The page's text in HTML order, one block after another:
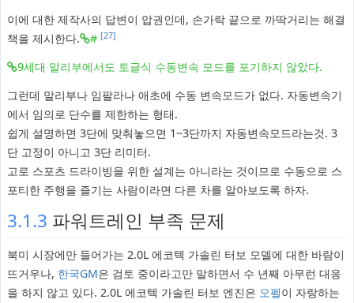
이에 대한 제작사의 답변이 압권인데, 손가락 끝으로 까딱거리는 해결
책을 제시한다.
# [27]
9세대 말리부에서도 토글식 수동변속 모드를 포기하지 않았다.
그런데 말리부나 임팔라나 애초에 수동 변속모드가 없다. 자동변속기
에서 임의로 단수를 제한하는 형태.
쉽게 설명하면 3단에 맞춰놓으면 1~3단까지 자동변속모드라는것. 3
단 고정이 아니고 3단 리미터.
고로 스포츠 드라이빙을 위한 설계는 아니라는 것이므로 수동으로 스
포티한 주행을 즐기는 사람이라면 다른 차를 알아보도록 하자.
3.1.3 파워트레인 부족 문제
북미 시장에만 들어가는 2.0L 에코텍 가솔린 터보 모델에 대한 바람이
뜨거우나, 한국GM은 검토 중이라고만 말하면서 수 년째 아무런 대응
을 하지 않고 있다. 2.0L 에코텍 가솔린 터보 엔진은 오펠이 자랑하는